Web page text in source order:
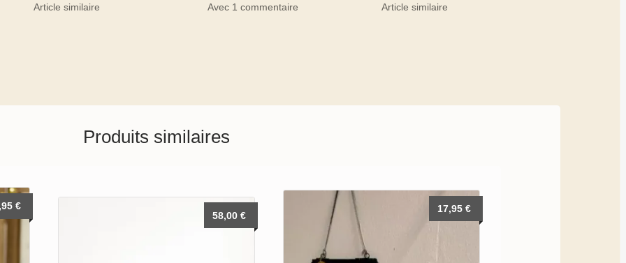
Article similaire
Avec 1 commentaire
Article similaire
Produits similaires
€
58,00 €
17,95€